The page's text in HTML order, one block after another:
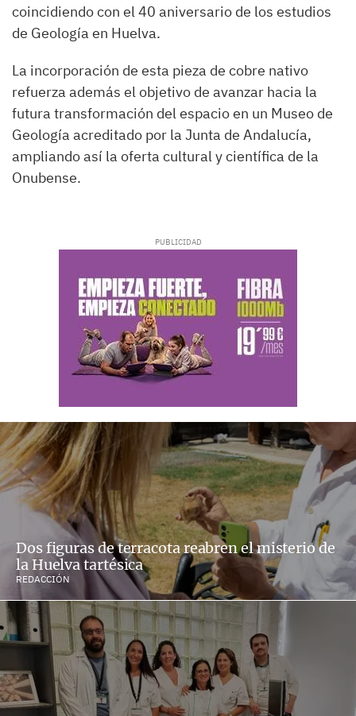
coincidiendo con el 40 aniversario de los estudios
de Geología en Huelva.
La incorporación de esta pieza de cobre nativo
refuerza además el objetivo de avanzar hacia la
futura transformación del espacio en un Museo de
Geología acreditado por la Junta de Andalucía,
ampliando así la oferta cultural y científica de la
Onubense.
Dos figuras de terracota reabren el misterio de
la Huelva tartésica
REDACCIÓN